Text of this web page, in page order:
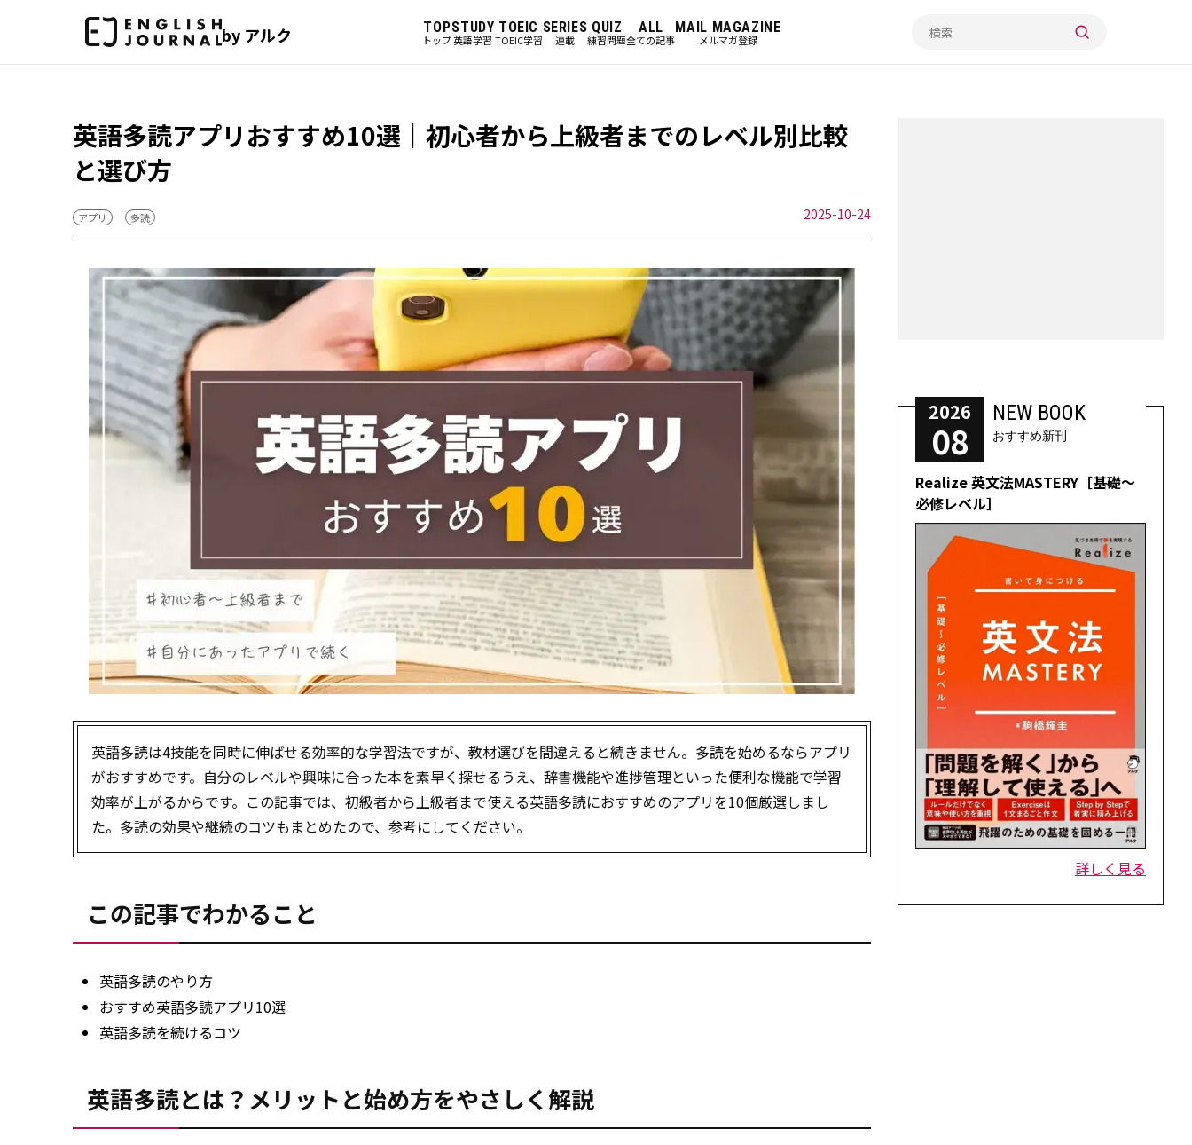
by アルク TOP
トップ
STUDY
英語学習
TOEIC
TOEIC学習
SERIES
連載
QUIZ
練習問題
ALL
全ての記事
MAIL MAGAZINE
メルマガ登録
英語多読アプリおすすめ10選｜初心者から上級者までのレベル別比較
と選び方
アプリ 多読 2025-10-24
英語多読は4技能を同時に伸ばせる効率的な学習法ですが、教材選びを間違えると続きません。多読を始めるならアプリ
がおすすめです。自分のレベルや興味に合った本を素早く探せるうえ、辞書機能や進捗管理といった便利な機能で学習
効率が上がるからです。この記事では、初級者から上級者まで使える英語多読におすすめのアプリを10個厳選しまし
た。多読の効果や継続のコツもまとめたので、参考にしてください。
この記事でわかること
英語多読のやり方
おすすめ英語多読アプリ10選
英語多読を続けるコツ
英語多読とは？メリットと始め方をやさしく解説
2026
08
NEW BOOK
おすすめ新刊
Realize 英文法MASTERY［基礎～
必修レベル］
詳しく見る